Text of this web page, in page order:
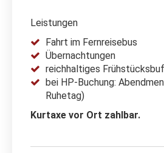
Leistungen
Fahrt im Fernreisebus
Übernachtungen
reichhaltiges
bei HP-Buchung:
Ruhetag)
Kurtaxe vor Ort zahlbar.